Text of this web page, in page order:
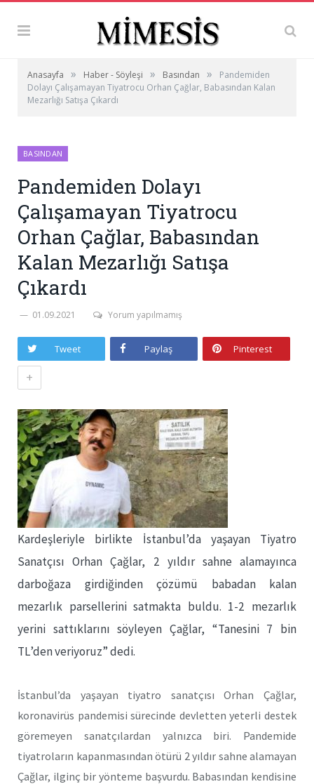
Anasayfa » Haber - Söyleşi » Basından »
Pandemiden
Dolayı Çalışamayan Tiyatrocu Orhan Çağlar, Babasından Kalan
Mezarlığı Satışa Çıkardı
BASINDAN
Pandemiden Dolayı
Çalışamayan Tiyatrocu
Orhan Çağlar, Babasından
Kalan Mezarlığı Satışa
Çıkardı
01.09.2021 Yorum yapılmamış
Tweet Paylaş Pinterest
+
Kardeşleriyle birlikte İstanbul’da yaşayan Tiyatro
Sanatçısı Orhan Çağlar, 2 yıldır sahne alamayınca
darboğaza girdiğinden çözümü babadan kalan
mezarlık parsellerini satmakta buldu. 1-2 mezarlık
yerini sattıklarını söyleyen Çağlar, “Tanesini 7 bin
TL’den veriyoruz” dedi.
İstanbul’da yaşayan tiyatro sanatçısı Orhan Çağlar,
koronavirüs pandemisi sürecinde devletten yeterli destek
göremeyen sanatçılardan yalnızca biri. Pandemide
tiyatroların kapanmasından ötürü 2 yıldır sahne alamayan
Çağlar, ilginç bir yönteme başvurdu. Babasından kendisine